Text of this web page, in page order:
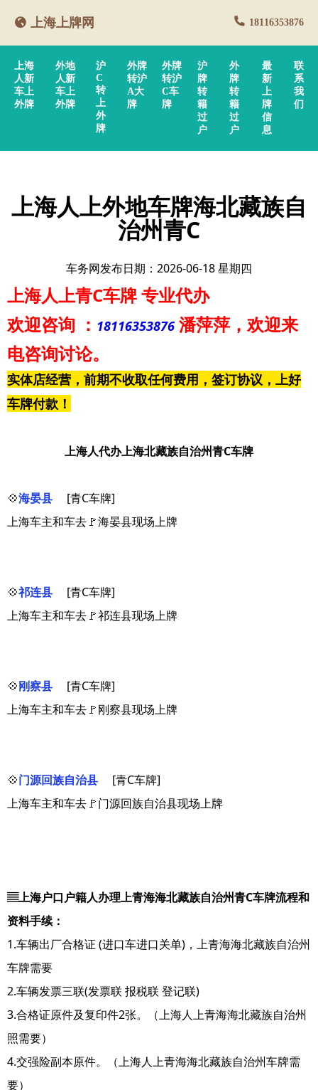
上海上牌网 18116353876
上海
人新
车上
外牌
外地
人新
车上
外牌
沪
C
转
上
外
牌
外牌
转沪
A大
牌
外牌
转沪
C车
牌
沪
牌
转
籍
过
户
外
牌
转
籍
过
户
最
新
上
牌
信
息
联
系
我
们
上海人上外地车牌海北藏族自
治州青C
车务网发布日期：2026-06-18 星期四
上海人上青C车牌专业代办
欢迎咨询 ： 18116353876 潘萍萍 ，欢迎来
电咨询讨论。
实体店经营，前期不收取任何费用，签订协议，上好
车牌付款！
上海人代办上海北藏族自治州青C车牌
💠海晏县
[青C车牌]
上海车主和车去🚩海晏县现场上牌
💠祁连县
[青C车牌]
上海车主和车去🚩祁连县现场上牌
💠刚察县
[青C车牌]
上海车主和车去🚩刚察县现场上牌
💠门源回族自治县
[青C车牌]
上海车主和车去🚩门源回族自治县现场上牌
▤上海户口户籍人办理上青海海北藏族自治州青C车牌流程和
资料手续：
1.车辆出厂合格证 (进口车进口关单)，上青海海北藏族自治州
车牌需要
2.车辆发票三联(发票联 报税联 登记联)
3.合格证原件及复印件2张。（上海人上青海海北藏族自治州
照需要）
4.交强险副本原件。（上海人上青海海北藏族自治州车牌需
要）